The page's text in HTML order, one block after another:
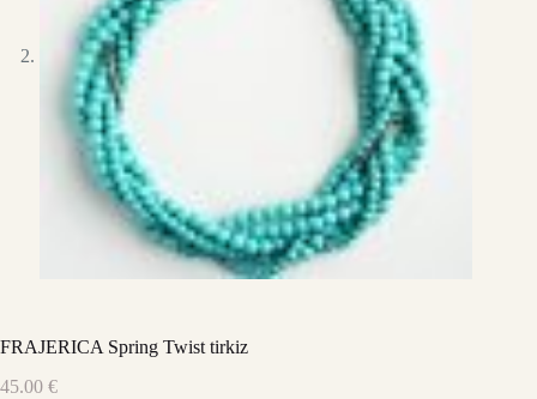
FRAJERICA Spring Twist tirkiz
45.00 €